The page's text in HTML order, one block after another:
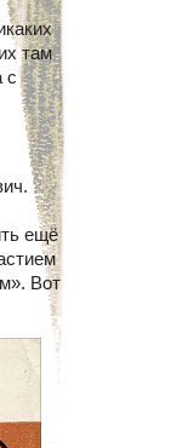
там
с
ещё
Вот